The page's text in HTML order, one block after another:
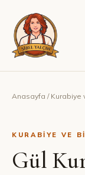
Anasayfa / Kurabiye
KURABIYE VE
Gül